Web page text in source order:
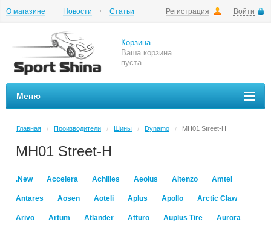
Регистрация Войти
О магазине Новости
Статьи
Корзина
Ваша корзина
пуста
Меню
Главная / Производители / Шины / Dynamo / MH01 Street-H
MH01 Street-H
.New Accelera Achilles Aeolus Altenzo Amtel
Antares Aosen Aoteli Aplus Apollo Arctic Claw
Arivo Artum Atlander Atturo Auplus Tire Aurora